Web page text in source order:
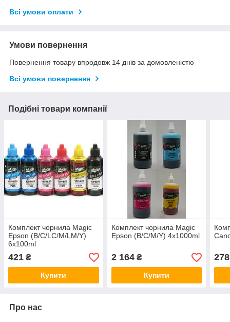
Всі умови оплати
Умови повернення
Повернення товару впродовж 14 днів за домовленістю
Всі умови повернення
Подібні товари компанії
Комплект чорнила Magic
Epson (B/C/LC/M/LM/Y)
6x100ml
421 ₴
Купити
Комплект чорнила Magic
Epson (B/C/M/Y) 4x1000ml
2 164₴
Купити
278
Про нас